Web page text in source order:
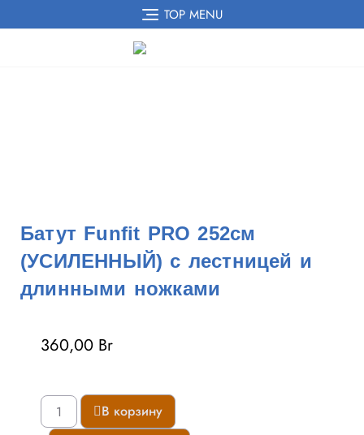
TOP MENU
Батут Funfit PRO 252см
(УСИЛЕННЫЙ) с лестницей и
длинными ножками
360,00 Br
В корзину